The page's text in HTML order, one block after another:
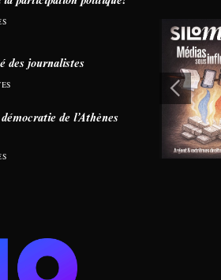
des journalistes
de l’Athènes